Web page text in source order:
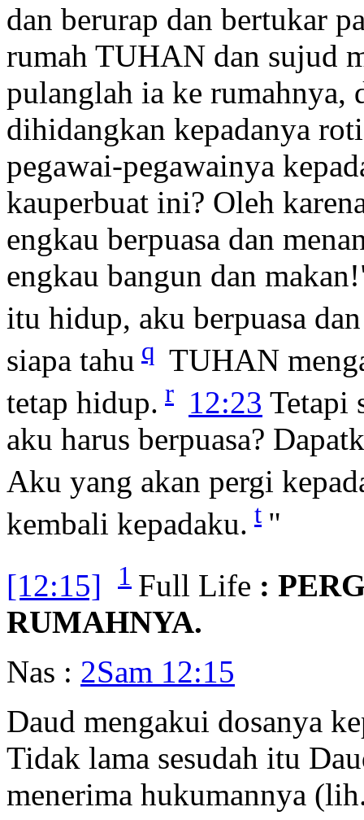
dan berurap dan bertukar
rumah TUHAN dan sujud
pulanglah ia ke rumahnya,
dihidangkan kepadanya
pegawai-pegawainya
kauperbuat ini? Oleh
engkau berpuasa dan
engkau bangun dan
itu hidup, aku berpuasa
siapa tahu q TUHAN
tetap hidup. r 12:23 Tetapi
aku harus berpuasa?
Aku yang akan pergi
kembali kepadaku. t "
[12:15]
1 Full Life :
RUMAHNYA.
Nas : 2Sam 12:15
Daud mengakui dosanya
Tidak lama sesudah itu
menerima hukumannya